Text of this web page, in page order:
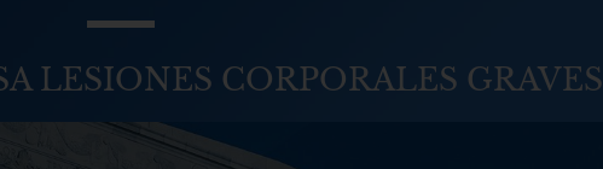
LESIONES CORPORALES GRAVES